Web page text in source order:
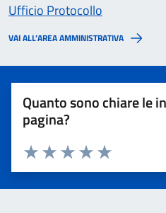
Ufficio Protocollo
VAI ALL’AREA AMMINISTRATIVA
Quanto sono chiare le
pagina?
Valuta 5
Valuta 4 stelle su
Valuta 3 stelle su 5
Valuta 2 stelle su 5
Valuta 1 stelle su 5